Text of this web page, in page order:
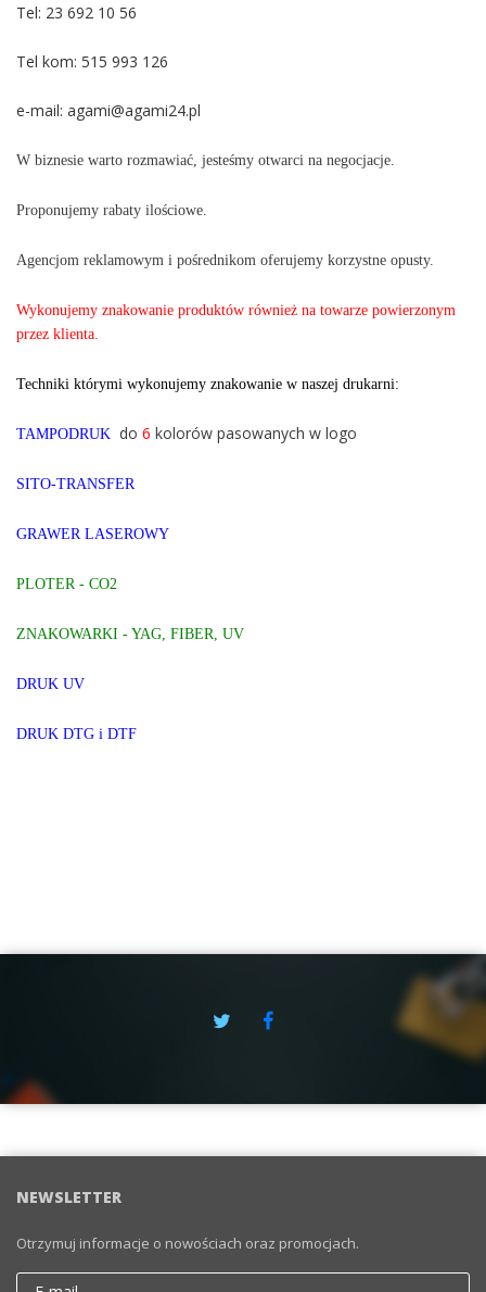
Tel: 23 692 10 56
Tel kom: 515 993 126
e-mail: agami@agami24.pl
W biznesie warto rozmawiać, jesteśmy otwarci na negocjacje.
Proponujemy rabaty ilościowe.
Agencjom reklamowym i pośrednikom oferujemy korzystne opusty.
Wykonujemy znakowanie produktów również na towarze powierzonym
przez klienta.
Techniki którymi wykonujemy znakowanie w naszej drukarni:
TAMPODRUK do 6 kolorów pasowanych w logo
SITO-TRANSFER
GRAWER LASEROWY
PLOTER - CO2
ZNAKOWARKI - YAG, FIBER, UV
DRUK UV
DRUK DTG i DTF
NEWSLETTER
Otrzymuj informacje o nowościach oraz promocjach.